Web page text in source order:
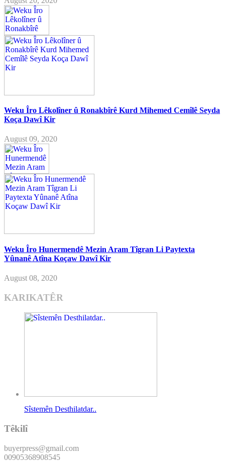
Weku Îro Lêkolîner û Ronakbîrê Kurd Mihemed Cemîlê Seyda
Koça Dawî Kir
August 09, 2020
Weku Îro Hunermendê Mezin Aram Tîgran Li Paytexta
Yûnanê Atîna Koçaw Dawî Kir
August 08, 2020
KARIKATÊR
Sîstemên Desthilatdar..
Têkilî
buyerpress@gmail.com
00905368908545